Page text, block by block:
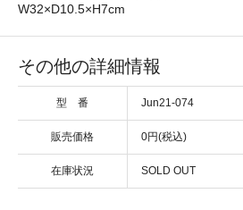
W32×D10.5×H7cm
その他の詳細情報
型 番 Jun21-074
販売価格 0円(税込)
在庫状況 SOLD OUT